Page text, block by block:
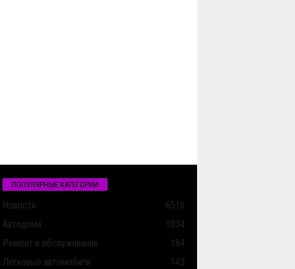
ПОПУЛЯРНЫЕ КАТЕГОРИИ
Новости
6516
Автодома
1034
Ремонт и обслуживание
184
Легковые автомобили
143